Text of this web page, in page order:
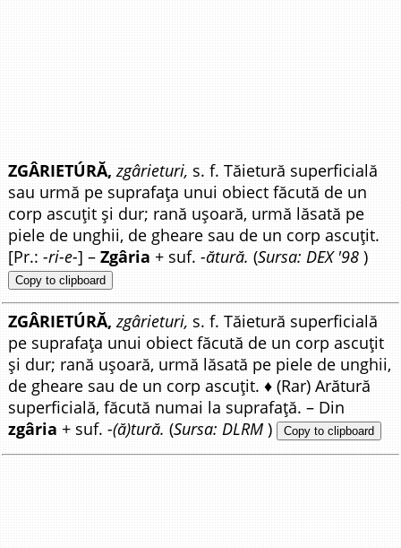
ZGÂRIETÚRĂ, zgârieturi, s. f. Tăietură superficială
sau urmă pe suprafața unui obiect făcută de un
corp ascuțit și dur; rană ușoară, urmă lăsată pe
piele de unghii, de gheare sau de un corp ascuțit.
[Pr.:-ri-e-] –Zgâria + suf.-ătură. (Sursa: DEX '98 )
Copy to clipboard
ZGÂRIETÚRĂ, zgârieturi, s. f. Tăietură superficială
pe suprafața unui obiect făcută de un corp ascuțit
și dur; rană ușoară, urmă lăsată pe piele de unghii,
de gheare sau de un corp ascuțit. ♦ (Rar) Arătură
superficială, făcută numai la suprafață. – Din
zgâria + suf.-(ă)tură. (Sursa: DLRM ) Copy to clipboard